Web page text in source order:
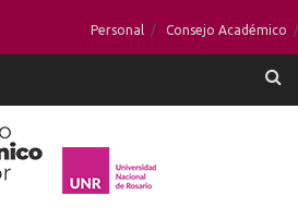
Personal Consejo Académico